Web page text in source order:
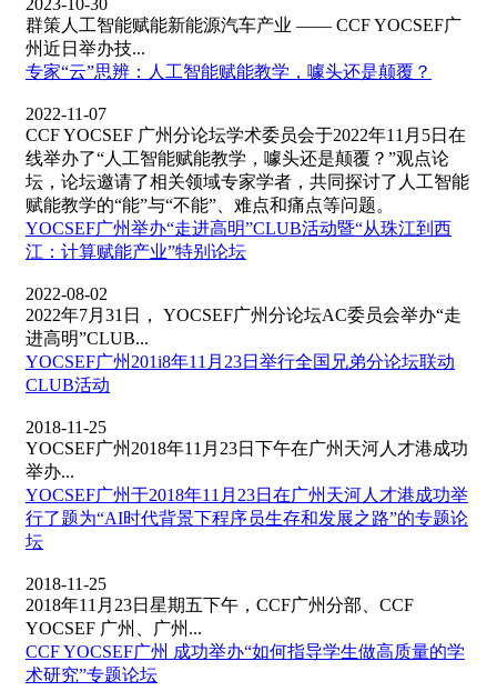
群策人工智能赋能新能源汽车产业 —— CCF YOCSEF广
州近日举办技...
专家“云”思辨：人工智能赋能教学，噱头还是颠覆？
2022-11-07
CCF YOCSEF 广州分论坛学术委员会于2022年11月5日在
线举办了“人工智能赋能教学，噱头还是颠覆？”观点论
坛，论坛邀请了相关领域专家学者，共同探讨了人工智能
赋能教学的“能”与“不能”、难点和痛点等问题。
YOCSEF广州举办“走进高明”CLUB活动暨“从珠江到西
江：计算赋能产业”特别论坛
2022-08-02
2022年7月31日， YOCSEF广州分论坛AC委员会举办“走
进高明”CLUB...
YOCSEF广州201i8年11月23日举行全国兄弟分论坛联动
CLUB活动
2018-11-25
YOCSEF广州2018年11月23日下午在广州天河人才港成功
举办...
YOCSEF广州于2018年11月23日在广州天河人才港成功举
行了题为“AI时代背景下程序员生存和发展之路”的专题论
坛
2018-11-25
2018年11月23日星期五下午，CCF广州分部、CCF
YOCSEF 广州、广州...
CCF YOCSEF广州 成功举办“如何指导学生做高质量的学
术研究”专题论坛